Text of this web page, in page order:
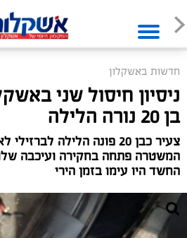
חדשות באשקלון
ניסיון חיסול שני
בן 20 נורה הלילה
צעיר כבן 20 פונה הלילה
המשטרה פתחה בחקירה ועיכבה
החשד היו עימו בזמן הירי